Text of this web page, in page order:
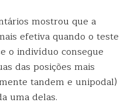
mostrou que a
efetiva quando o teste
o indivíduo consegue
das posições mais
tandem e unipodal)
uma delas.